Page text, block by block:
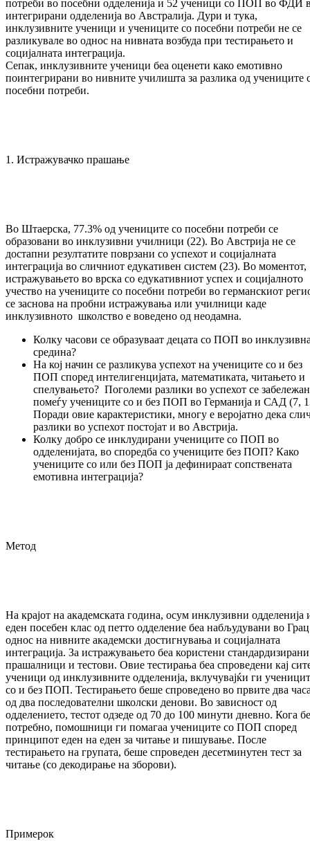
потреби во посебни одделенија и 52 ученици со ПОП во ФДИ
интегрирани одделенија во Австралија. Дури и тука,
инклузивните ученици и учениците со посебни потреби не се
разликувале во однос на нивната возбуда при тестирањето и
социјалната интеграција.
Сепак, инклузивните ученици беа оценети како емотивно
поинтегрирани во нивните училишта за разлика од учениците
посебни потреби.
1. Истражувачко прашање
Во Штаерска, 77.3% од учениците со посебни потреби се
образовани во инклузивни училници (22). Во Австрија не се
достапни резултатите поврзани со успехот и социјалната
интеграција во сличниот едукативен систем (23). Во моментот,
истражувањето во врска со едукативниот успех и социјалното
учество на учениците со посебни потреби во германскиот
се заснова на пробни истражувања или училници каде
инклузивното школство е воведено од неодамна.
Колку часови се образуваат децата со ПОП во
средина?
На кој начин се разликува успехот на учениците со и без
ПОП според интелигенцијата, математиката, читањето и
спелувањето? Поголеми разлики во успехот се
помеѓу учениците со и без ПОП во Германија и САД (7,
Поради овие карактеристики, многу е веројатно дека
разлики во успехот постојат и во Австрија.
Колку добро се инклудирани учениците со ПОП во
одделенијата, во споредба со учениците без ПОП? Како
учениците со или без ПОП ја дефинираат сопствената
емотивна интеграција?
Метод
На крајот на академската година, осум инклузивни одделенија
еден посебен клас од петто одделение беа набљудувани во
однос на нивните академски достигнувања и социјалната
интеграција. За истражувањето беа користени стандардизирани
прашалници и тестови. Овие тестирања беа спроведени кај
ученици од инклузивните одделенија, вклучувајќи ги
со и без ПОП. Тестирањето беше спроведено во првите два
од два последователни школски денови. Во зависност од
одделението, тестот одзеде од 70 до 100 минути дневно. Кога
потребно, помошници ги помагаа учениците со ПОП според
принципот еден на еден за читање и пишување. После
тестирањето на групата, беше спроведен десетминутен тест за
читање (со декодирање на зборови).
Примерок